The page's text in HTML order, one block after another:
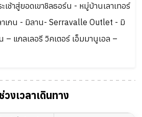
ช้าสู่ยอดเขาชิลธอร์น - หมู่บ้านเลาเทอร์
เกน - มิลาน- Serravalle Outlet - มิ
– แกลเลอรี วิคเตอร์ เอ็มมานูเอล –
งเวลาเดินทาง